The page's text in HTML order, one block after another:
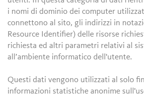
i nomi di dominio dei computer
connettono al sito, gli indirizzi in
Resource Identifier) delle risorse
richiesta ed altri parametri relativi al
all’ambiente informatico dell'utente.
Questi dati vengono utilizzati al solo
informazioni statistiche anonime